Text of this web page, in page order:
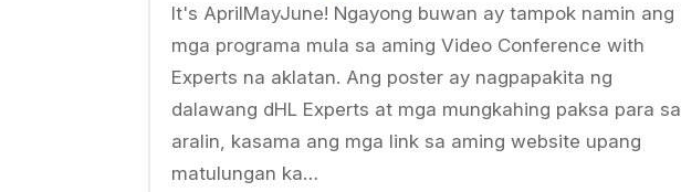
It's AprilMayJune! Ngayong buwan ay tampok namin ang
mga programa mula sa aming Video Conference with
Experts na aklatan. Ang poster ay nagpapakita ng
dalawang dHL Experts at mga mungkahing paksa para sa
aralin, kasama ang mga link sa aming website upang
matulungan ka…